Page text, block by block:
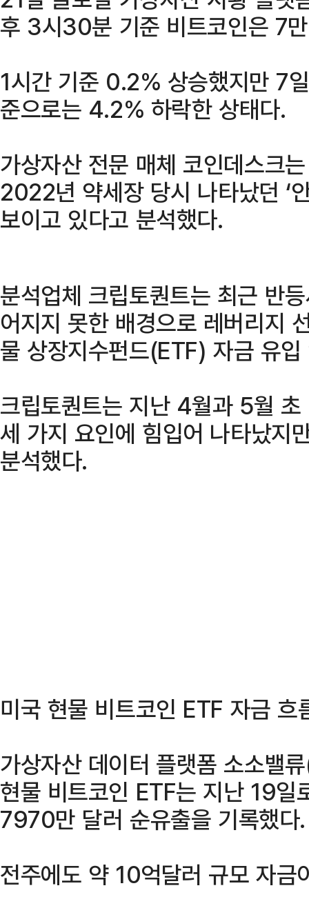
후 3시30분 기준 비트코인은 7
1시간 기준 0.2% 상승했지만 7
준으로는 4.2% 하락한 상태다.
가상자산 전문 매체 코인데스크
2022년 약세장 당시 나타났던 ‘
보이고 있다고 분석했다.
분석업체 크립토퀀트는 최근 반
어지지 못한 배경으로 레버리지
물 상장지수펀드(ETF) 자금 유
크립토퀀트는 지난 4월과 5월
세 가지 요인에 힘입어 나타났지
분석했다.
미국 현물 비트코인 ETF 자금 흐
가상자산 데이터 플랫폼 소소밸
현물 비트코인 ETF는 지난 19
7970만 달러 순유출을 기록했다.
전주에도 약 10억달러 규모 자금